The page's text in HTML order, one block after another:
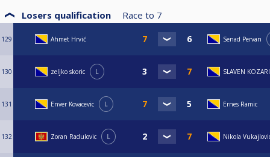
Losers qualification Race to 7
129 Ahmet Hrvić Senad Pervan
130 zeljko skoric L SLAVEN
131 Enver Kovacevic L Ernes Ramic
132 Zoran Radulovic L Nikola